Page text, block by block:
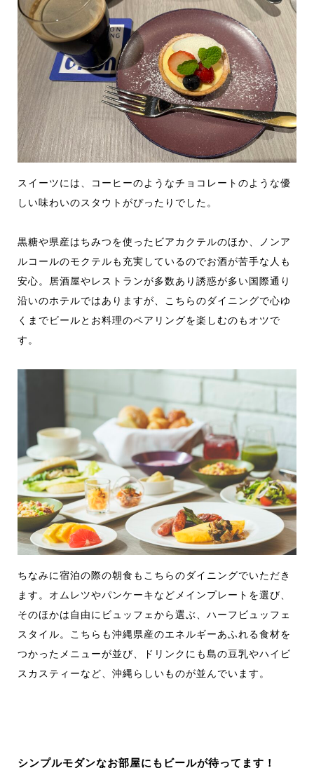
スイーツには、コーヒーのようなチョコレートのような優
しい味わいのスタウトがぴったりでした。
黒糖や県産はちみつを使ったビアカクテルのほか、ノンア
ルコールのモクテルも充実しているのでお酒が苦手な人も
安心。居酒屋やレストランが多数あり誘惑が多い国際通り
沿いのホテルではありますが、こちらのダイニングで心ゆ
くまでビールとお料理のペアリングを楽しむのもオツで
す。
ちなみに宿泊の際の朝食もこちらのダイニングでいただき
ます。オムレツやパンケーキなどメインプレートを選び、
そのほかは自由にビュッフェから選ぶ、ハーフビュッフェ
スタイル。こちらも沖縄県産のエネルギーあふれる食材を
つかったメニューが並び、ドリンクにも島の豆乳やハイビ
スカスティーなど、沖縄らしいものが並んでいます。
シンプルモダンなお部屋にもビールが待ってます！